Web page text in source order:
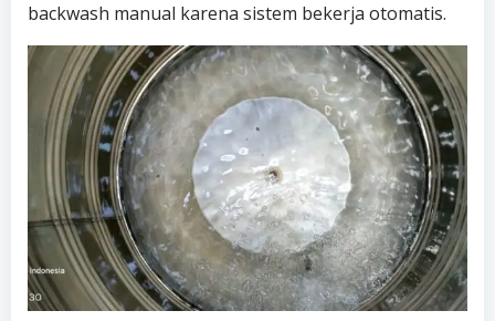
backwash manual karena sistem bekerja otomatis.